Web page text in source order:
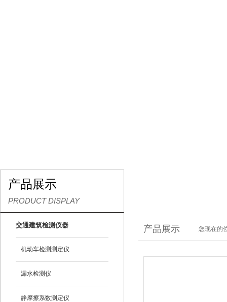
产品展示
PRODUCT DISPLAY
交通建筑检测仪器
机动车检测测定仪
漏水检测仪
静摩擦系数测定仪
产品展示 您现在的